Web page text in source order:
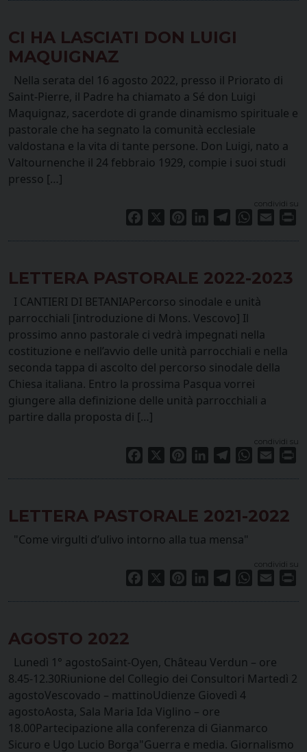
CI HA LASCIATI DON LUIGI
MAQUIGNAZ
Nella serata del 16 agosto 2022, presso il Priorato di
Saint-Pierre, il Padre ha chiamato a Sé don Luigi
Maquignaz, sacerdote di grande dinamismo spirituale e
pastorale che ha segnato la comunità ecclesiale
valdostana e la vita di tante persone. Don Luigi, nato a
Valtournenche il 24 febbraio 1929, compie i suoi studi
presso […]
condividi su
Facebook PinterestLinkedInTelegramWhatsApp
Email
LETTERA PASTORALE 2022-2023
I CANTIERI DI BETANIAPercorso sinodale e unità
parrocchiali [introduzione di Mons. Vescovo] Il
prossimo anno pastorale ci vedrà impegnati nella
costituzione e nell’avvio delle unità parrocchiali e nella
seconda tappa di ascolto del percorso sinodale della
Chiesa italiana. Entro la prossima Pasqua vorrei
giungere alla definizione delle unità parrocchiali a
partire dalla proposta di […]
condividi su
Facebook PinterestLinkedInTelegramWhatsApp
Email
LETTERA PASTORALE 2021-2022
"Come virgulti d’ulivo intorno alla tua mensa"
condividi su
Facebook PinterestLinkedInTelegramWhatsApp
Email
AGOSTO 2022
Lunedì 1° agostoSaint-Oyen, Château Verdun – ore
8.45-12.30Riunione del Collegio dei Consultori Martedì 2
agostoVescovado – mattinoUdienze Giovedì 4
agostoAosta, Sala Maria Ida Viglino – ore
18.00Partecipazione alla conferenza di Gianmarco
Sicuro e Ugo Lucio Borga"Guerra e media. Giornalismo